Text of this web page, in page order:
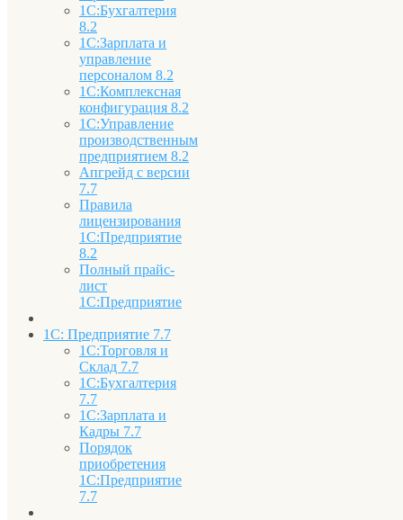
1С:Бухгалтерия
8.2
1С:Зарплата и
управление
персоналом 8.2
1С:Комплексная
конфигурация 8.2
1С:Управление
производственным
предприятием 8.2
Апгрейд с версии
7.7
Правила
лицензирования
1С:Предприятие
8.2
Полный прайс-
лист
1С:Предприятие
1С: Предприятие 7.7
1С:Торговля и
Склад 7.7
1С:Бухгалтерия
7.7
1С:Зарплата и
Кадры 7.7
Порядок
приобретения
1С:Предприятие
7.7